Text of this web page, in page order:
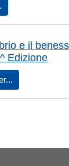
e il
Edizione